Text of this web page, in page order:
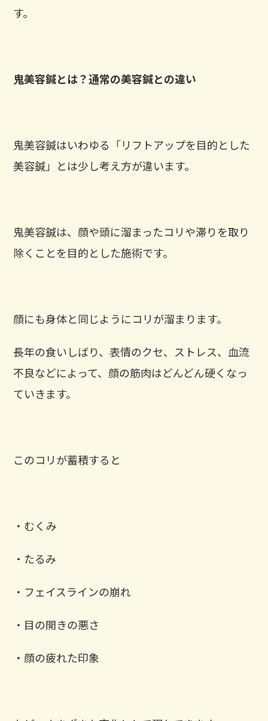
す。
鬼美容鍼とは？通常の美容鍼との違い
鬼美容鍼はいわゆる「リフトアップを目的とした
美容鍼」とは少し考え方が違います。
鬼美容鍼は、顔や頭に溜まったコリや滞りを取り
除くことを目的とした施術です。
顔にも身体と同じようにコリが溜まります。
長年の食いしばり、表情のクセ、ストレス、血流
不良などによって、顔の筋肉はどんどん硬くなっ
ていきます。
このコリが蓄積すると
・むくみ
・たるみ
・フェイスラインの崩れ
・目の開きの悪さ
・顔の疲れた印象